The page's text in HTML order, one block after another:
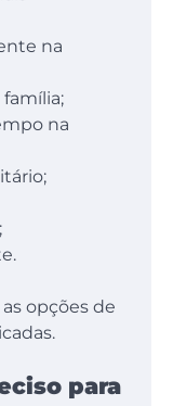
na
na
opções de
para